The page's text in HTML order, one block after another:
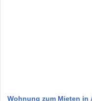
Wohnung zum Mieten in